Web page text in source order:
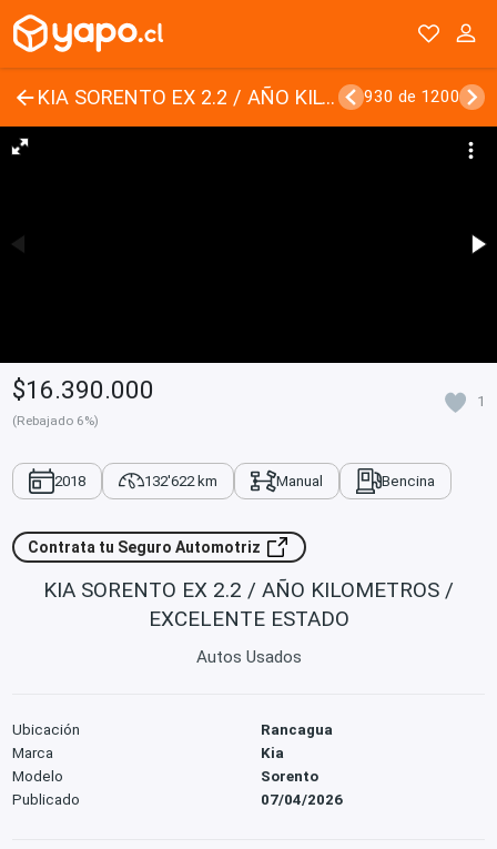
KIA SORENTO EX 2.2 / AÑO KILOMETROS / EXCELENTE ESTADO 930 de 1200
$16.390.000
(Rebajado 6%)
1
2018 132'622 km Manual Bencina
Contrata tu Seguro Automotriz
KIA SORENTO EX 2.2 / AÑO KILOMETROS /
EXCELENTE ESTADO
Autos Usados
Ubicación
Rancagua
Marca
Kia
Modelo
Sorento
Publicado
07/04/2026